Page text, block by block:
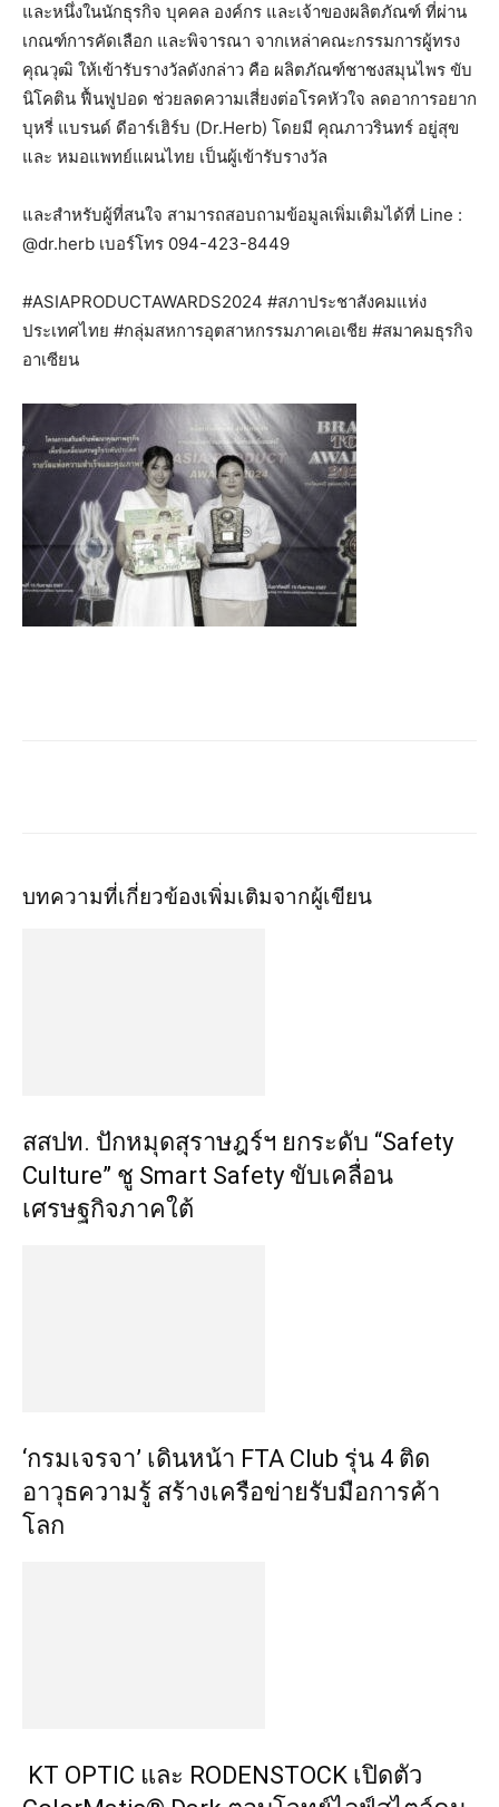
และหนึ่งในนักธุรกิจ บุคคล องค์กร และเจ้าของผลิตภัณฑ์ ที่ผ่าน
เกณฑ์การคัดเลือก และพิจารณา จากเหล่าคณะกรรมการผู้ทรง
คุณวุฒิ ให้เข้ารับรางวัลดังกล่าว คือ ผลิตภัณฑ์ชาชงสมุนไพร ขับ
นิโคติน ฟื้นฟูปอด ช่วยลดความเสี่ยงต่อโรคหัวใจ ลดอาการอยาก
บุหรี่ แบรนด์ ดีอาร์เฮิร์บ (Dr.Herb) โดยมี คุณภาวรินทร์ อยู่สุข
และ หมอแพทย์แผนไทย เป็นผู้เข้ารับรางวัล
และสำหรับผู้ที่สนใจ สามารถสอบถามข้อมูลเพิ่มเติมได้ที่ Line :
@dr.herb เบอร์โทร 094-423-8449
#ASIAPRODUCTAWARDS2024 #สภาประชาสังคมแห่ง
ประเทศไทย #กลุ่มสหการอุตสาหกรรมภาคเอเชีย #สมาคมธุรกิจ
อาเซียน
บทความที่เกี่ยวข้องเพิ่มเติมจากผู้เขียน
สสปท. ปักหมุดสุราษฎร์ฯ ยกระดับ “Safety
Culture” ชู Smart Safety ขับเคลื่อน
เศรษฐกิจภาคใต้
‘กรมเจรจา’ เดินหน้า FTA Club รุ่น 4 ติด
อาวุธความรู้ สร้างเครือข่ายรับมือการค้า
โลก
KT OPTIC และ RODENSTOCK เปิดตัว